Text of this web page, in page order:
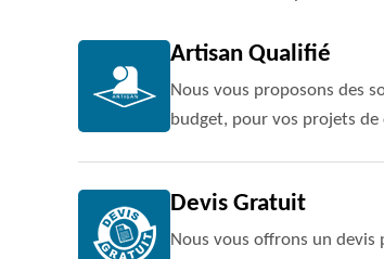
Artisan Qualifié
Nous vous proposons des
budget, pour vos projets de
Devis Gratuit
Nous vous offrons un devis